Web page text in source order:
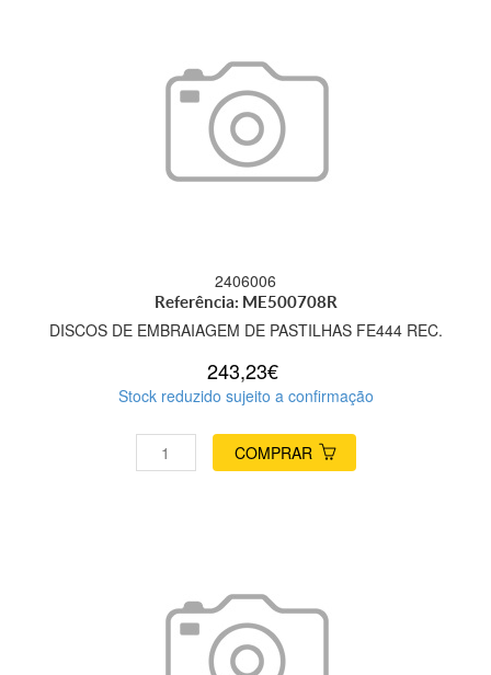
2406006
Referência: ME500708R
DISCOS DE EMBRAIAGEM DE PASTILHAS FE444 REC.
243,23€
Stock reduzido sujeito a confirmação
COMPRAR